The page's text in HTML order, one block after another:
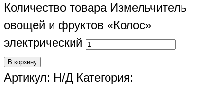
Количество товара Измельчитель
овощей и фруктов «Колос»
электрический
В корзину
Артикул: Н/Д Категория: